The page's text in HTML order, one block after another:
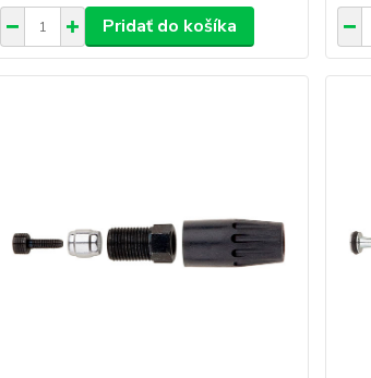
Pridať do košíka